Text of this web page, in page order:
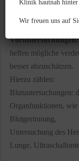
begehbare,
vorhanden.
Voruntersuchungen:
helfen mögliche
besser abzuschätzen.
Hierzu zählen:
Blutuntersuchungen:
Organfunktionen,
Blutgerinnung,
Untersuchung des
Lunge,
Klinik hautnah hinter
Wir freuen uns auf